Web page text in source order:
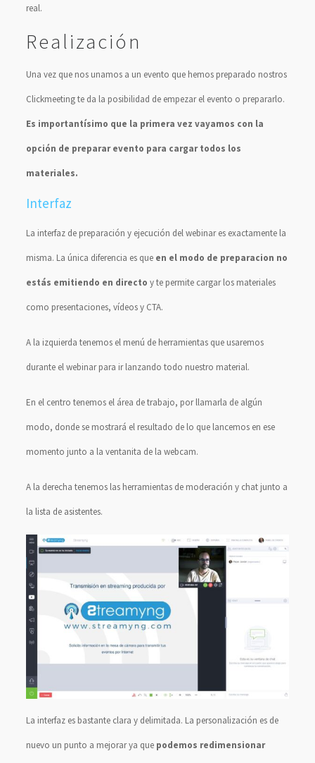
real.
Realización
Una vez que nos unamos a un evento que hemos preparado nostros
Clickmeeting te da la posibilidad de empezar el evento o prepararlo.
Es importantísimo que la primera vez vayamos con la
opción de preparar evento para cargar todos los
materiales.
Interfaz
La interfaz de preparación y ejecución del webinar es exactamente la
misma. La única diferencia es que en el modo de preparacion no
estás emitiendo en directo y te permite cargar los materiales
como presentaciones, vídeos y CTA.
A la izquierda tenemos el menú de herramientas que usaremos
durante el webinar para ir lanzando todo nuestro material.
En el centro tenemos el área de trabajo, por llamarla de algún
modo, donde se mostrará el resultado de lo que lancemos en ese
momento junto a la ventanita de la webcam.
A la derecha tenemos las herramientas de moderación y chat junto a
la lista de asistentes.
La interfaz es bastante clara y delimitada. La personalización es de
nuevo un punto a mejorar ya que podemos redimensionar